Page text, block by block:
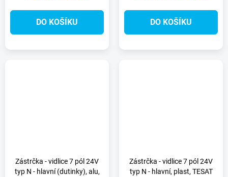
DO KOŠÍKU DO KOŠÍKU
Zástrčka - vidlice 7 pól 24V
typ N - hlavní (dutinky), alu,
Zástrčka - vidlice 7 pól 24V
typ N - hlavní, plast, TESAT